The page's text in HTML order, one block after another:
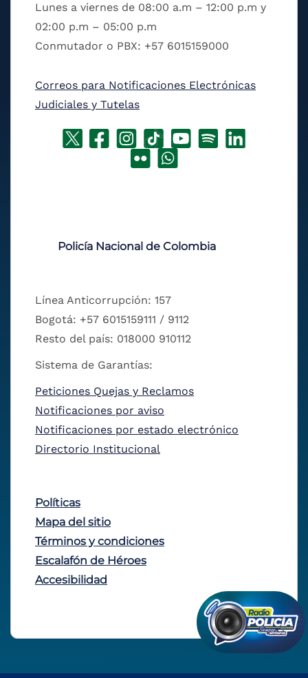
Lunes a viernes de 08:00 a.m – 12:00 p.m y
02:00 p.m – 05:00 p.m
Conmutador o PBX: +57 6015159000
Correos para Notificaciones Electrónicas
Judiciales y Tutelas
Policía Nacional de Colombia
Línea Anticorrupción: 157
Bogotá: +57 6015159111 / 9112
Resto del país: 018000 910112
Sistema de Garantías:
Peticiones Quejas y Reclamos
Notificaciones por aviso
Notificaciones por estado electrónico
Directorio Institucional
Políticas
Mapa del sitio
Términos y condiciones
Escalafón de Héroes
Accesibilidad